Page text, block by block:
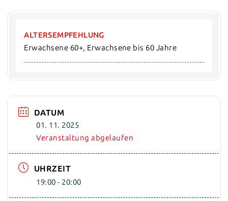
ALTERSEMPFEHLUNG
Erwachsene 60+, Erwachsene bis 60 Jahre
DATUM
01. 11. 2025
Veranstaltung abgelaufen
UHRZEIT
19:00 - 20:00